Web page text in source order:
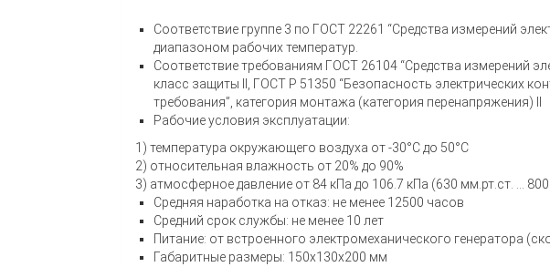
Соответствие группе 3 по ГОСТ 22261 “Средства измерений
диапазоном рабочих температур.
Соответствие требованиям ГОСТ 26104 “Средства измерений
класс защиты II, ГОСТ Р 51350 “Безопасность электрических
требования”, категория монтажа (категория перенапряжения) II
Рабочие условия эксплуатации:
1) температура окружающего воздуха от -30°С до 50°С
2) относительная влажность от 20% до 90%
3) атмосферное давление от 84 кПа до 106.7 кПа (630 мм.рт.ст. …
Средняя наработка на отказ: не менее 12500 часов
Средний срок службы: не менее 10 лет
Питание: от встроенного электромеханического генератора
Габаритные размеры: 150х130х200 мм